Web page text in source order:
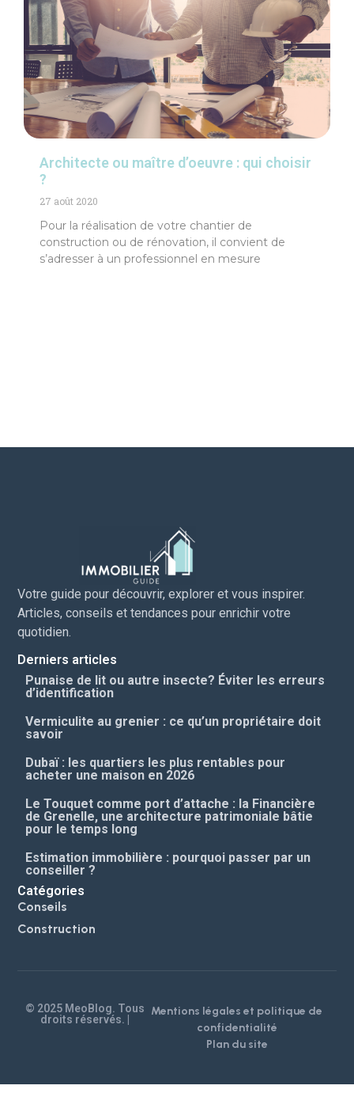
Architecte ou maître d’oeuvre : qui choisir
?
27 août 2020
Pour la réalisation de votre chantier de
construction ou de rénovation, il convient de
s’adresser à un professionnel en mesure
Votre guide pour découvrir, explorer et vous inspirer.
Articles, conseils et tendances pour enrichir votre
quotidien.
Derniers articles
Punaise de lit ou autre insecte? Éviter les erreurs
d’identification
Vermiculite au grenier : ce qu’un propriétaire doit
savoir
Dubaï : les quartiers les plus rentables pour
acheter une maison en 2026
Le Touquet comme port d’attache : la Financière
de Grenelle, une architecture patrimoniale bâtie
pour le temps long
Estimation immobilière : pourquoi passer par un
conseiller ?
Catégories
Conseils
Construction
© 2025 MeoBlog. Tous
droits réservés. |
Mentions légales et politique de
confidentialité
Plan du site